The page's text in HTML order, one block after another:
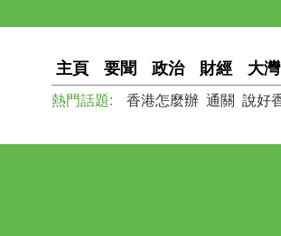
主頁 要聞 政治 財經 大
熱門話題: 香港怎麼辦 通關 說好